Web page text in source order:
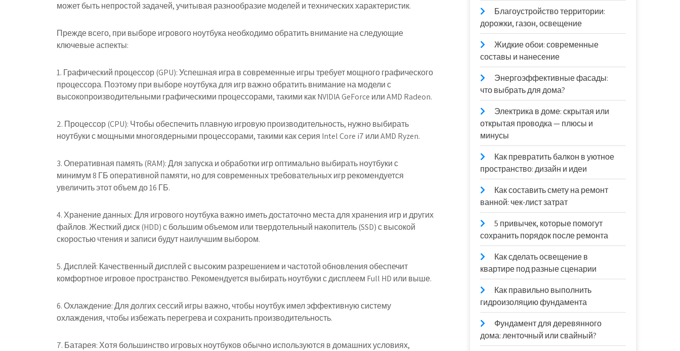
может быть непростой задачей, учитывая разнообразие моделей и технических характеристик.
Прежде всего, при выборе игрового ноутбука необходимо обратить внимание на следующие
ключевые аспекты:
1. Графический процессор (GPU): Успешная игра в современные игры требует мощного графического
процессора. Поэтому при выборе ноутбука для игр важно обратить внимание на модели с
высокопроизводительными графическими процессорами, такими как NVIDIA GeForce или AMD Radeon.
2. Процессор (CPU): Чтобы обеспечить плавную игровую производительность, нужно выбирать
ноутбуки с мощными многоядерными процессорами, такими как серия Intel Core i7 или AMD Ryzen.
3. Оперативная память (RAM): Для запуска и обработки игр оптимально выбирать ноутбуки с
минимум 8 ГБ оперативной памяти, но для современных требовательных игр рекомендуется
увеличить этот объем до 16 ГБ.
4. Хранение данных: Для игрового ноутбука важно иметь достаточно места для хранения игр и других
файлов. Жесткий диск (HDD) с большим объемом или твердотельный накопитель (SSD) с высокой
скоростью чтения и записи будут наилучшим выбором.
5. Дисплей: Качественный дисплей с высоким разрешением и частотой обновления обеспечит
комфортное игровое пространство. Рекомендуется выбирать ноутбуки с дисплеем Full HD или выше.
6. Охлаждение: Для долгих сессий игры важно, чтобы ноутбук имел эффективную систему
охлаждения, чтобы избежать перегрева и сохранить производительность.
7. Батарея: Хотя большинство игровых ноутбуков обычно используются в домашних условиях,
Благоустройство территории:
дорожки, газон, освещение
Жидкие обои: современные
составы и нанесение
Энергоэффективные фасады:
что выбрать для дома?
Электрика в доме: скрытая или
открытая проводка — плюсы и
минусы
Как превратить балкон в уютное
пространство: дизайн и идеи
Как составить смету на ремонт
ванной: чек-лист затрат
5 привычек, которые помогут
сохранить порядок после ремонта
Как сделать освещение в
квартире под разные сценарии
Как правильно выполнить
гидроизоляцию фундамента
Фундамент для деревянного
дома: ленточный или свайный?